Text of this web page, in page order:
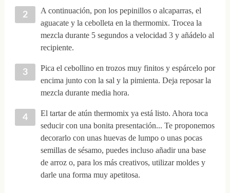
A continuación, pon los pepinillos o alcaparras, el
aguacate y la cebolleta en la thermomix. Trocea la
mezcla durante 5 segundos a velocidad 3 y añádelo al
recipiente.
Pica el cebollino en trozos muy finitos y espárcelo por
encima junto con la sal y la pimienta. Deja reposar la
mezcla durante media hora.
El tartar de atún thermomix ya está listo. Ahora toca
seducir con una bonita presentación... Te proponemos
decorarlo con unas huevas de lumpo o unas pocas
semillas de sésamo, puedes incluso añadir una base
de arroz o, para los más creativos, utilizar moldes y
darle una forma muy apetitosa.